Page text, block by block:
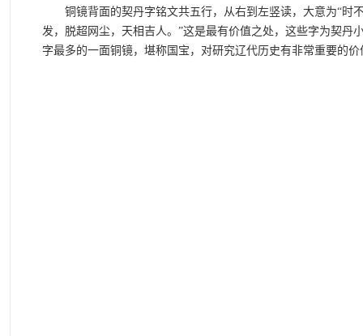
铜镜背面的契丹字铭文共五行，从右到左竖读，大意为“时
发，脱超网尘，天相吉人。”这是最有价值之处，这些字为契丹
字最多的一面铜镜，堪称国宝，对研究辽代历史有非常重要的价